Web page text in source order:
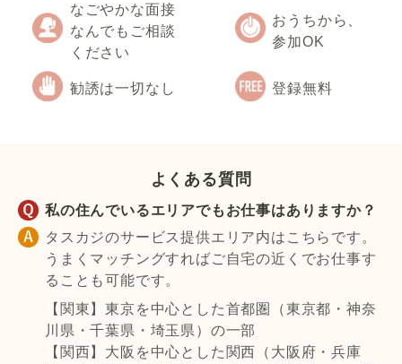
なごやかな面接
なんでもご相談
ください
おうちから、
参加OK
勧誘は一切なし 登録無料
よくある質問
私の住んでいるエリアでもお仕事はありますか？
タスカジのサービス提供エリア内はこちらです。
うまくマッチングすればご自宅の近くでお仕事す
ることも可能です。
【関東】東京を中心とした首都圏（東京都・神奈
川県・千葉県・埼玉県）の一部
【関西】大阪を中心とした関西（大阪府・兵庫